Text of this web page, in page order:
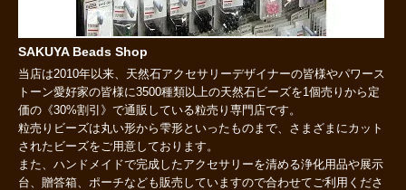
SAKUYA Beads Shop
当店は2010年以来、天然石アクセサリーデザイナーの皆様やパワース
トーン愛好家の皆様に3500種類以上の天然石ビーズを1個売りから定
価の《30%割引》で通販している粒売り専門店です。
粒売りビーズは丸い形から雫形といったものまで、さまざまにカット
されたビーズをご用意しております。
また、ハンドメイドで完成したアクセサリーを清める浄化用品や展示
台、贈答箱、ポーチなども販売していますので合わせてご利用くださ